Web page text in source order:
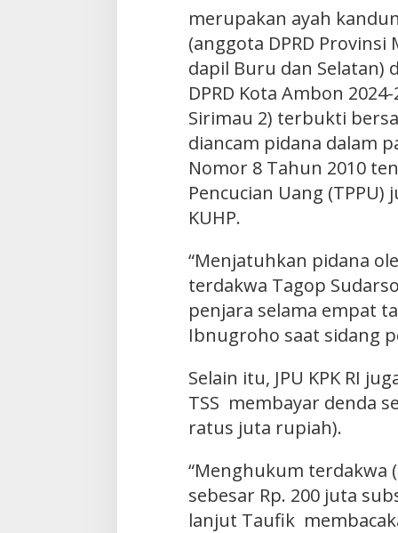
merupakan ayah
(anggota DPRD
dapil Buru dan Selatan)
DPRD Kota Ambon
Sirimau 2) terbukti
diancam pidana dalam
Nomor 8 Tahun 2010
Pencucian Uang (TPPU)
KUHP.
“Menjatuhkan pidana
terdakwa Tagop
penjara selama empat
Ibnugroho saat sidang
Selain itu, JPU KPK RI
TSS membayar denda
ratus juta rupiah).
“Menghukum terdakwa
sebesar Rp. 200 juta
lanjut Taufik